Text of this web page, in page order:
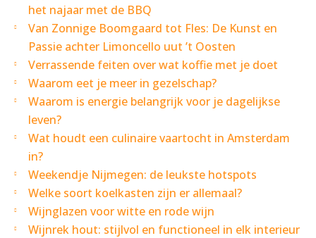
het najaar met de BBQ
Van Zonnige Boomgaard tot Fles: De Kunst en
Passie achter Limoncello uut ’t Oosten
Verrassende feiten over wat koffie met je doet
Waarom eet je meer in gezelschap?
Waarom is energie belangrijk voor je dagelijkse
leven?
Wat houdt een culinaire vaartocht in Amsterdam
in?
Weekendje Nijmegen: de leukste hotspots
Welke soort koelkasten zijn er allemaal?
Wijnglazen voor witte en rode wijn
Wijnrek hout: stijlvol en functioneel in elk interieur